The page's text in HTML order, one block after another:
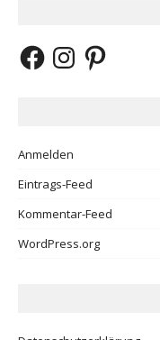
FacebookInstagramPinterest
Anmelden
Eintrags-Feed
Kommentar-Feed
WordPress.org